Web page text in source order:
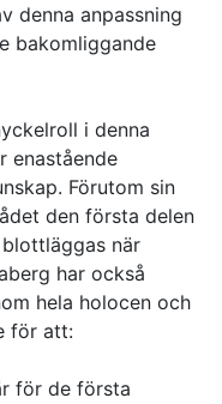
denna anpassning
bakomliggande
i denna
enastående
Förutom sin
den första delen
när
har också
hela holocen och
för att:
för de första